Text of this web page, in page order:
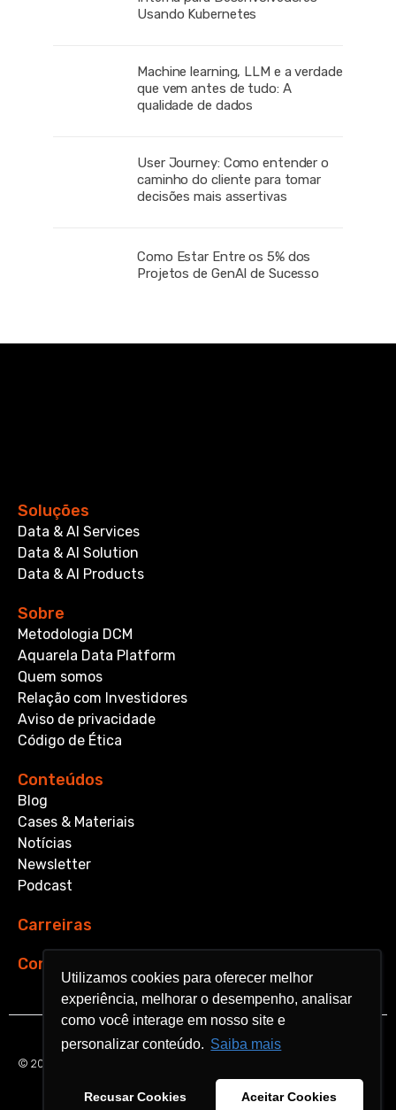
Utilizamos cookies para oferecer melhor
experiência, melhorar o desempenho, analisar
como você interage em nosso site e
personalizar conteúdo. Saiba mais
Recusar Cookies Aceitar Cookies
Utilizamos cookies para oferecer melhor
experiência, melhorar o desempenho, analisar
como você interage em nosso site e
personalizar conteúdo. Saiba mais
Recusar Cookies Aceitar Cookies
Usando Kubernetes
Machine learning, LLM e a verdade
que vem antes de tudo: A
qualidade de dados
User Journey: Como entender o
caminho do cliente para tomar
decisões mais assertivas
Como Estar Entre os 5% dos
Projetos de GenAI de Sucesso
Soluções
Data & AI Services
Data & AI Solution
Data & AI Products
Sobre
Metodologia DCM
Aquarela Data Platform
Quem somos
Relação com Investidores
Aviso de privacidade
Código de Ética
Conteúdos
Blog
Cases & Materiais
Notícias
Newsletter
Podcast
Carreiras
Contato
© 2026 Aquarela Analytics. All rights reserved.